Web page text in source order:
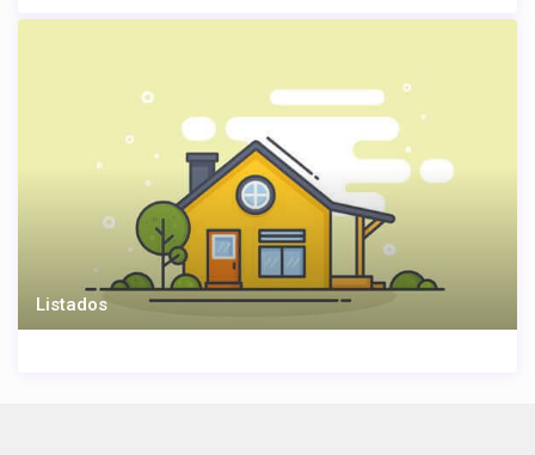
Listados